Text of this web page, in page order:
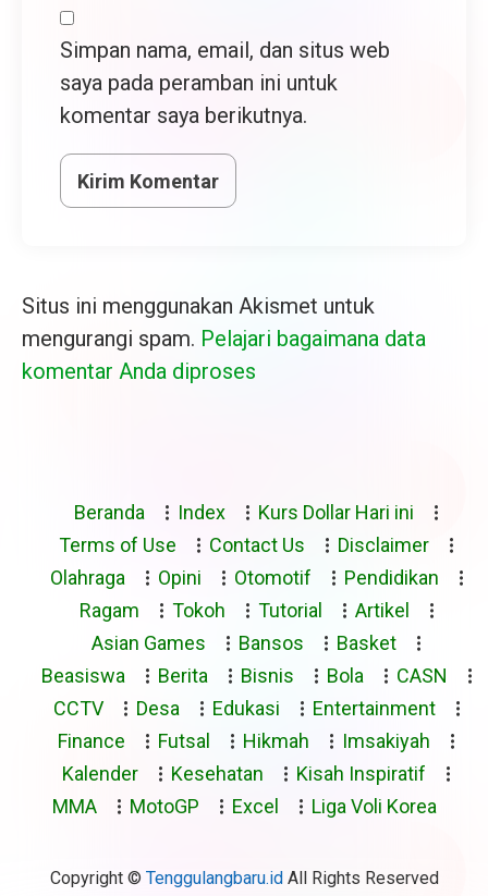
Simpan nama, email, dan situs web
saya pada peramban ini untuk
komentar saya berikutnya.
Situs ini menggunakan Akismet untuk
mengurangi spam. Pelajari bagaimana data
komentar Anda diproses
Beranda Index
Kurs Dollar Hari ini
Terms of Use
Contact Us
Disclaimer
Olahraga
Opini Otomotif
Pendidikan
Ragam
Tokoh Tutorial
Artikel
Asian Games
Bansos
Basket
Beasiswa
Berita Bisnis Bola
CASN
CCTV
Desa Edukasi
Entertainment
Finance
Futsal Hikmah
Imsakiyah
Kalender
Kesehatan
Kisah Inspiratif
MMA
MotoGP Excel Liga Voli Korea
Copyright © Tenggulangbaru.idAll Rights Reserved